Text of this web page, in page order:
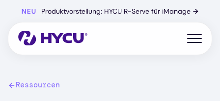
Hauptinhalt
NEU Produktvorstellung: HYCU R-Serve für iManage →
Mobiles
Ressourcen